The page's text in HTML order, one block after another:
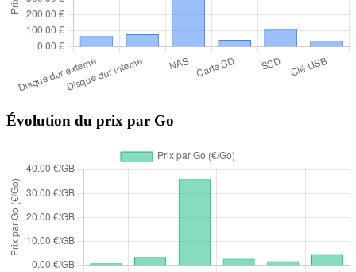
Évolution du prix par Go